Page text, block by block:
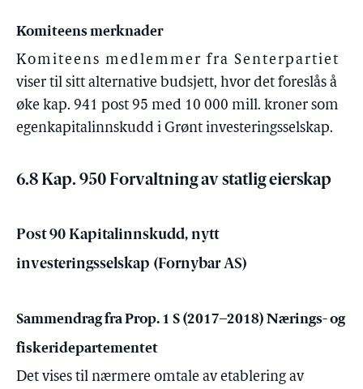
Komiteens merknader
Komiteens medlemmer fra Senterpartiet
viser til sitt alternative budsjett, hvor det foreslås å
øke kap. 941 post 95 med 10 000 mill. kroner som
egenkapitalinnskudd i Grønt investeringsselskap.
6.8 Kap. 950 Forvaltning av statlig eierskap
Post 90 Kapitalinnskudd, nytt
investeringsselskap (Fornybar AS)
Sammendrag fra Prop. 1 S (2017–2018) Nærings- og
fiskeridepartementet
Det vises til nærmere omtale av etablering av